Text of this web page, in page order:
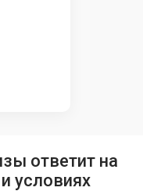
ответит на
условиях